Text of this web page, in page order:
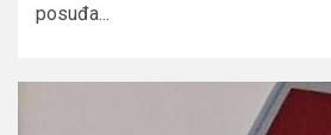
posuđa...